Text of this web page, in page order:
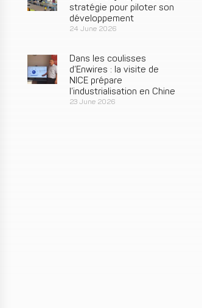
stratégie pour piloter son
développement
24 June 2026
Dans les coulisses
d’Enwires : la visite de
NICE prépare
l’industrialisation en Chine
23 June 2026